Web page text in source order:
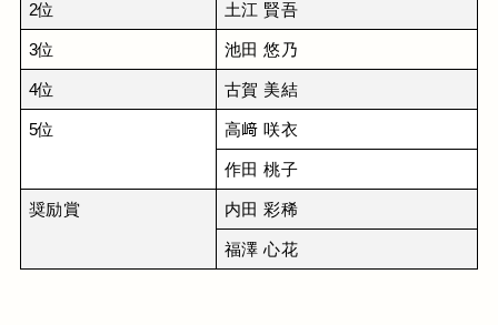
2位 土江 賢吾
3位 池田 悠乃
4位 古賀 美結
5位 高﨑 咲衣
作田 桃子
奨励賞 内田 彩稀
福澤 心花